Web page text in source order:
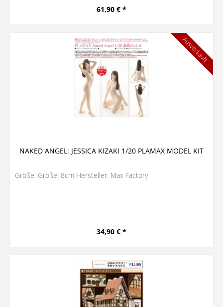
61,90 € *
NAKED ANGEL: JESSICA KIZAKI 1/20 PLAMAX MODEL KIT
Größe: Größe: 8cm Hersteller: Max Factory
Ausverkauft
34,90 € *